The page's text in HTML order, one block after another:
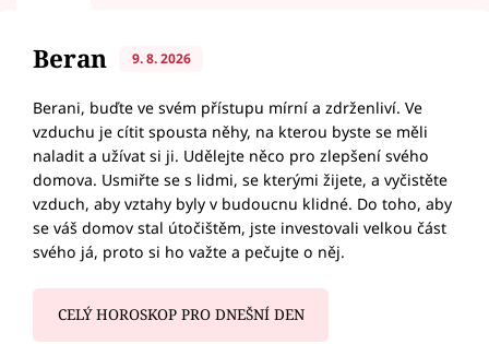
Beran 9. 8. 2026
Berani, buďte ve svém přístupu mírní a zdrženliví. Ve
vzduchu je cítit spousta něhy, na kterou byste se měli
naladit a užívat si ji. Udělejte něco pro zlepšení svého
domova. Usmiřte se s lidmi, se kterými žijete, a vyčistěte
vzduch, aby vztahy byly v budoucnu klidné. Do toho, aby
se váš domov stal útočištěm, jste investovali velkou část
svého já, proto si ho važte a pečujte o něj.
CELÝ HOROSKOP PRO DNEŠNÍ DEN